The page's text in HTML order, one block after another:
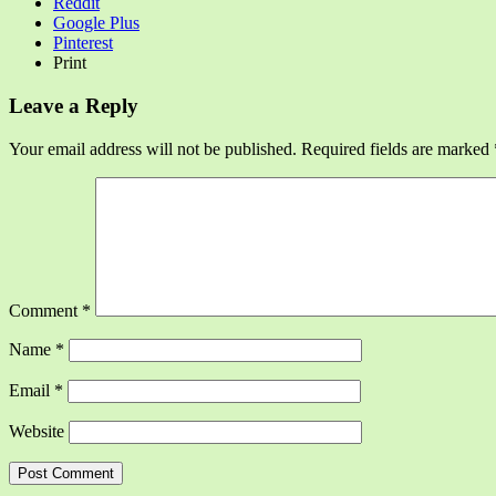
Google Plus
Pinterest
Print
Leave a Reply
Your email address will not be published. Required fields are marked
Comment *
Name *
Email *
Website